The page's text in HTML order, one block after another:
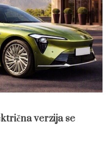
verzija se